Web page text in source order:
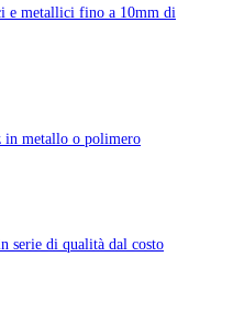
e metallici fino a 10mm di
metallo o polimero
serie di qualità dal costo